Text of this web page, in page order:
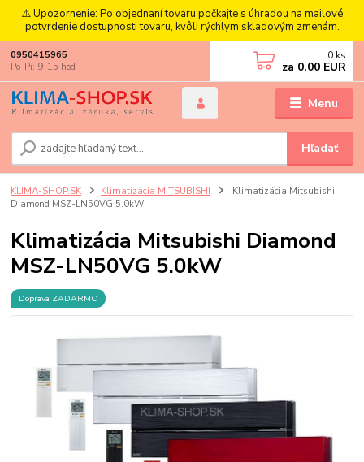
⚠️ Upozornenie: Po objednaní tovaru počkajte s úhradou na mailové
potvrdenie dostupnosti tovaru, kvôli rýchlym skladovým zmenám.
Menu
Hľadať
0950415965
Po-Pi: 9-15 hod
0 ks
za 0,00 EUR
KLIMA-SHOP.SK Klimatizácia MITSUBISHI
Klimatizácia Mitsubishi
Diamond MSZ-LN50VG 5.0kW
Klimatizácia Mitsubishi Diamond
MSZ-LN50VG 5.0kW
Doprava ZADARMO